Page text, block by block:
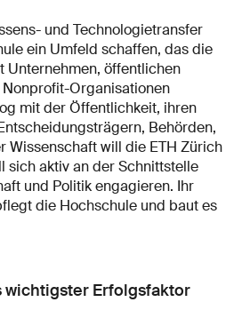
und Technologietransfer
ein Umfeld schaffen, das die
Unternehmen, öffentlichen
Organisationen
mit der Öffentlichkeit, ihren
Behörden,
Wissenschaft will die ETH Zürich
sich aktiv an der Schnittstelle
und Politik engagieren. Ihr
die Hochschule und baut es
Erfolgsfaktor